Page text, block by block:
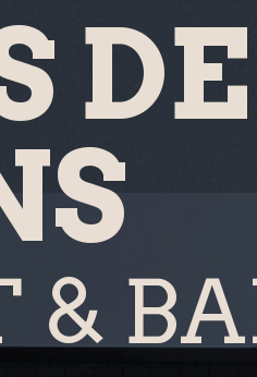
DE
&